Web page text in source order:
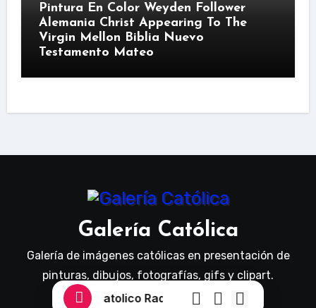
Pintura En Color Weyden Follower
Alemania Christ Appearing To The
Virgin Mellon Biblia Nuevo
Testamento Mateo
Galería Católica
Galería de imágenes católicas en presentación de
pinturas, dibujos, fotografías, gifs y clipart.